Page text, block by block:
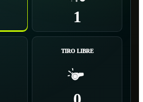
1
TIRO LIBRE